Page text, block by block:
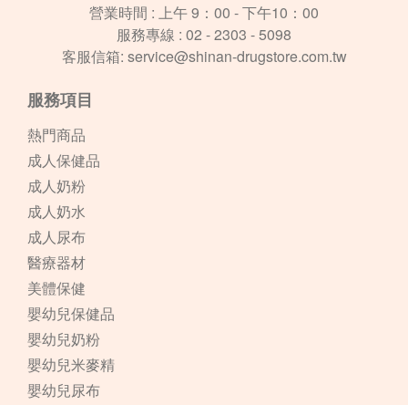
營業時間 : 上午 9：00 - 下午10：00
服務專線 : 02 - 2303 - 5098
客服信箱: service@shinan-drugstore.com.tw
服務項目
熱門商品
成人保健品
成人奶粉
成人奶水
成人尿布
醫療器材
美體保健
嬰幼兒保健品
嬰幼兒奶粉
嬰幼兒米麥精
嬰幼兒尿布